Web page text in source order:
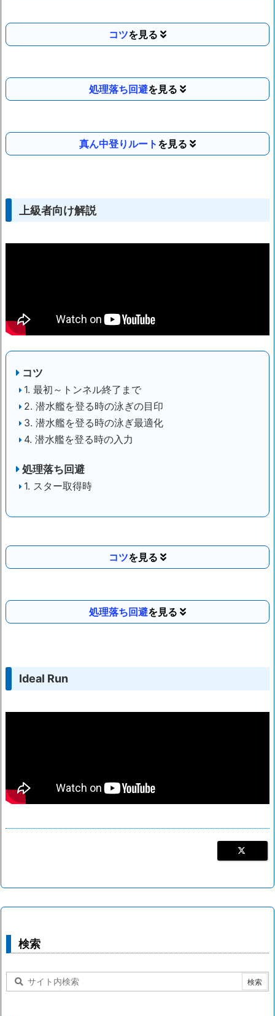
コツ
処理落ち回避
真ん中登りルート
上級者向け解説
コツ
1. 最初～トンネル終了まで
2. 潜水艦を登る時の泳ぎの目印
3. 潜水艦を登る時の泳ぎ最適化
4. 潜水艦を登る時の入力
処理落ち回避
1. スター取得時
コツ
処理落ち回避
Ideal Run
検索